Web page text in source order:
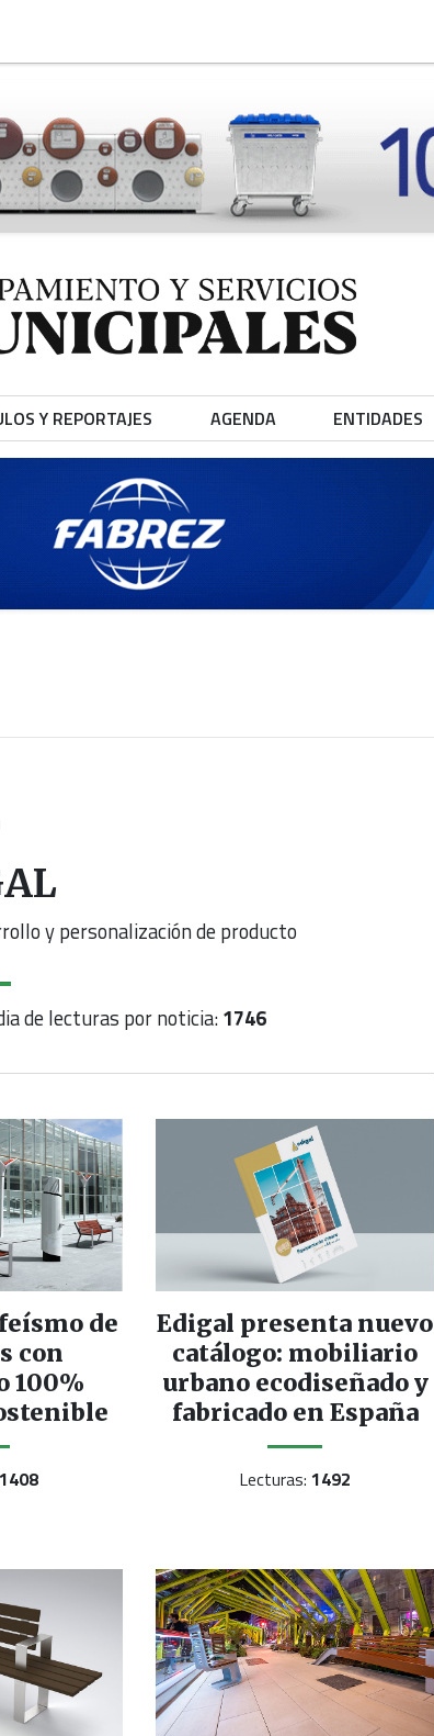
Y REPORTAJES AGENDA ENTIDADES
y personalización de producto
de lecturas por noticia:1746
de
con
100%
1408
Edigal presenta nuevo
catálogo: mobiliario
urbano ecodiseñado y
fabricado en España
Lecturas:1492